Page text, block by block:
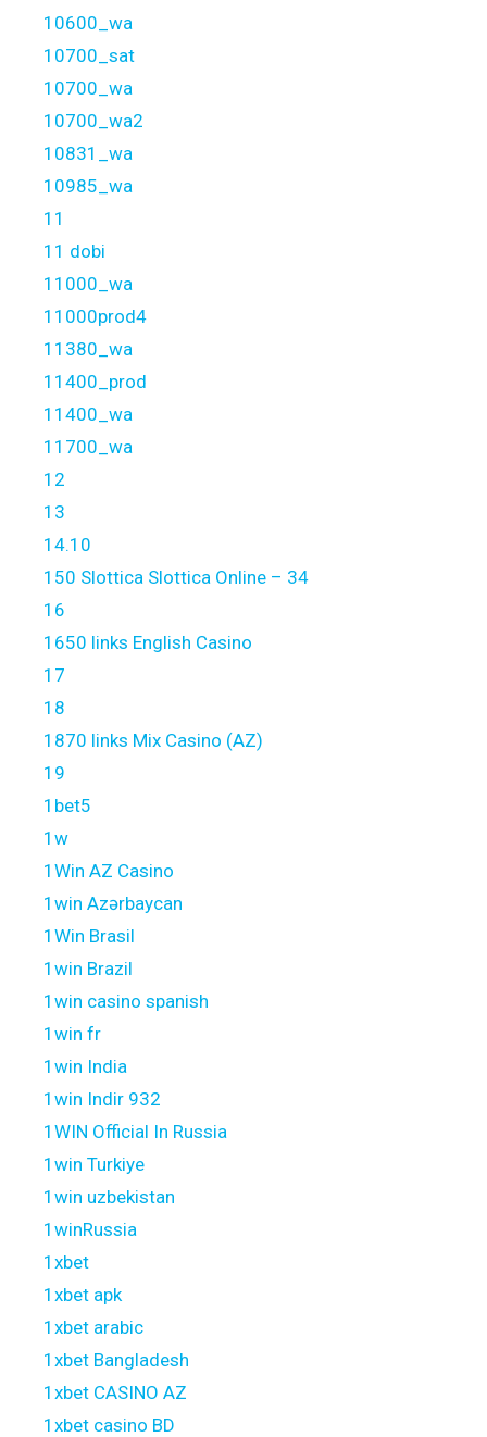
10600_wa
10700_sat
10700_wa
10700_wa2
10831_wa
10985_wa
11
11 dobi
11000_wa
11000prod4
11380_wa
11400_prod
11400_wa
11700_wa
12
13
14.10
150 Slottica Slottica Online – 34
16
1650 links English Casino
17
18
1870 links Mix Casino (AZ)
19
1bet5
1w
1Win AZ Casino
1win Azərbaycan
1Win Brasil
1win Brazil
1win casino spanish
1win fr
1win India
1win Indir 932
1WIN Official In Russia
1win Turkiye
1win uzbekistan
1winRussia
1xbet
1xbet apk
1xbet arabic
1xbet Bangladesh
1xbet CASINO AZ
1xbet casino BD